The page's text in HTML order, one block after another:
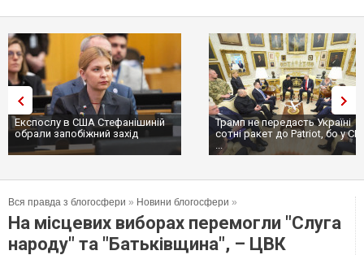
Експослу в США Стефанішиній
обрали запобіжний захід
Трамп не передасть Україні
сотні ракет до Patriot, бо у
...
Вся правда з блогосфери » Новини блогосфери »
На місцевих виборах перемогли "Слуга
народу" та "Батьківщина", – ЦВК